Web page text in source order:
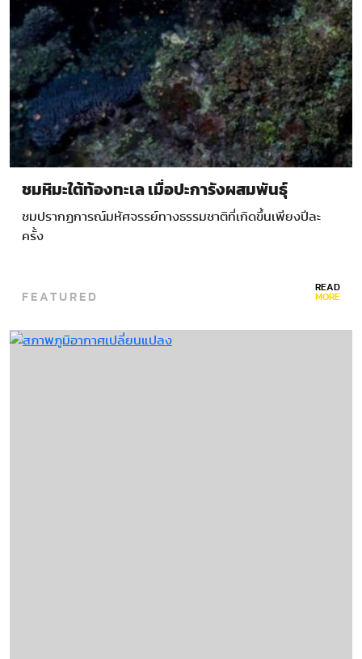
ชมหิมะใต้ท้องทะเล เมื่อปะการังผสมพันธุ์
ชมปรากฏการณ์มหัศจรรย์ทางธรรมชาติที่เกิดขึ้นเพียงปีละ
ครั้ง
FEATURED READ
MORE